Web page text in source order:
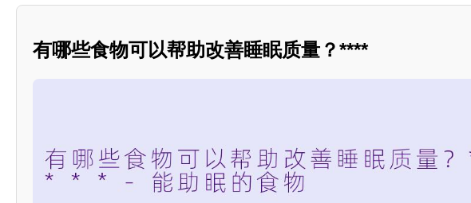
有哪些食物可以帮助改善睡眠质量？****